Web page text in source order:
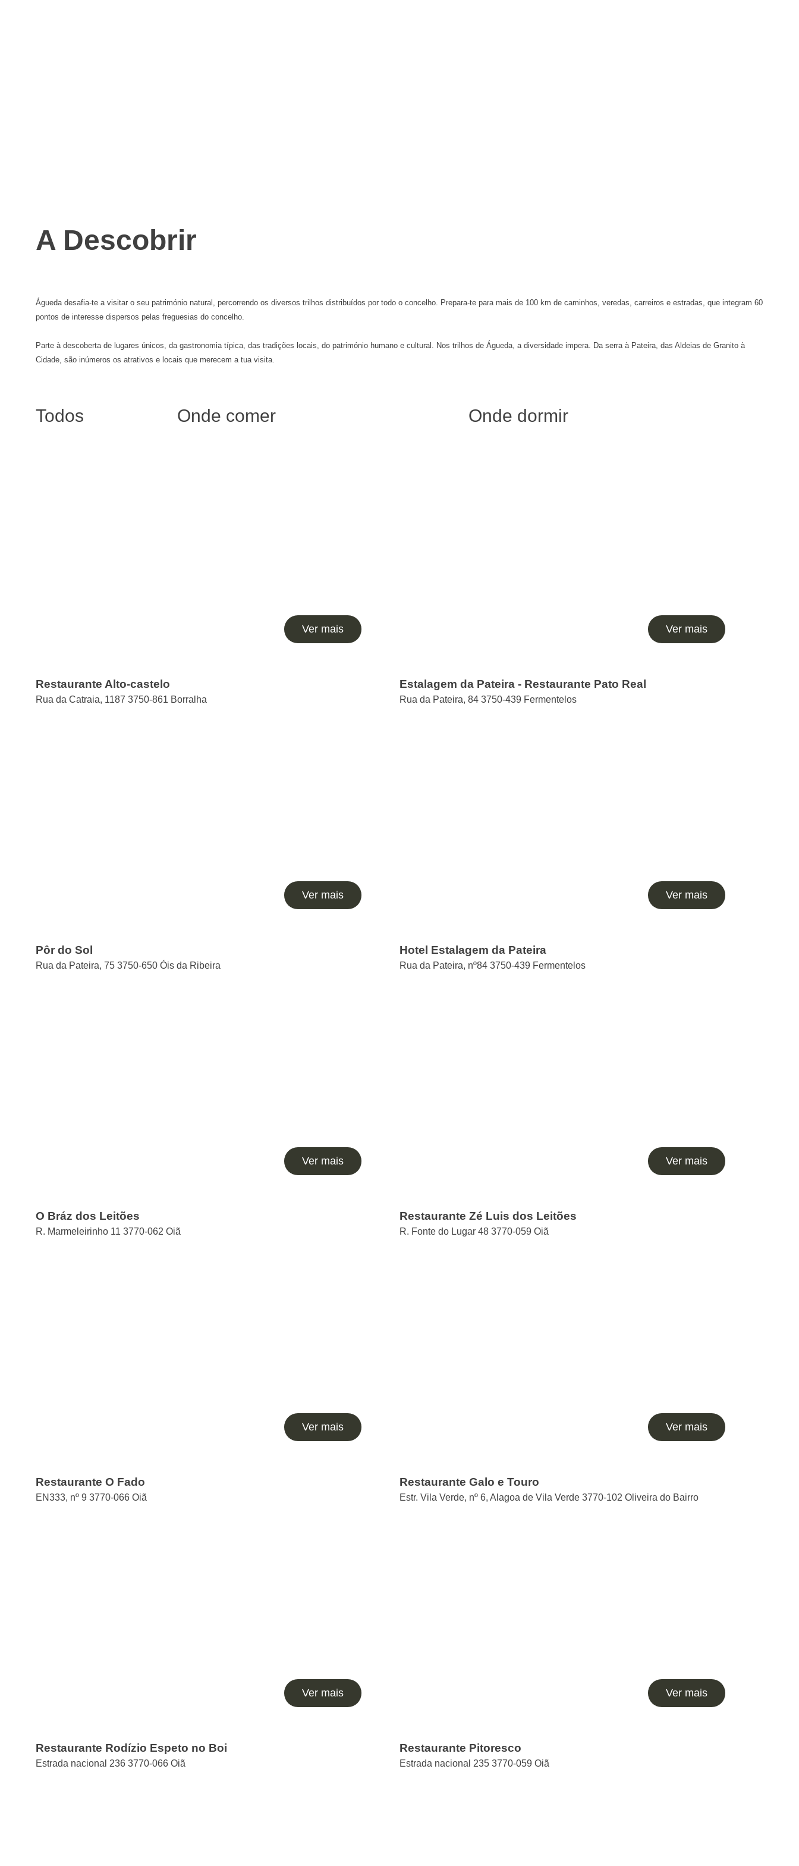
A Descobrir
Águeda desafia-te a visitar o seu património natural, percorrendo os diversos trilhos distribuídos por todo o concelho. Prepara-te para mais de 100 km de caminhos, veredas, carreiros e estradas, que integram 60
pontos de interesse dispersos pelas freguesias do concelho.
Parte à descoberta de lugares únicos, da gastronomia típica, das tradições locais, do património humano e cultural. Nos trilhos de Águeda, a diversidade impera. Da serra à Pateira, das Aldeias de Granito à
Cidade, são inúmeros os atrativos e locais que merecem a tua visita.
Todos Onde comer Onde dormir
Ver mais
Restaurante Alto-castelo
Rua da Catraia, 1187 3750-861 Borralha
Ver mais
Estalagem da Pateira - Restaurante Pato Real
Rua da Pateira, 84 3750-439 Fermentelos
Ver mais
Pôr do Sol
Rua da Pateira, 75 3750-650 Óis da Ribeira
Ver mais
Hotel Estalagem da Pateira
Rua da Pateira, nº84 3750-439 Fermentelos
Ver mais
O Bráz dos Leitões
R. Marmeleirinho 11 3770-062 Oiã
Ver mais
Restaurante Zé Luis dos Leitões
R. Fonte do Lugar 48 3770-059 Oiã
Ver mais
Restaurante O Fado
EN333, nº 9 3770-066 Oiã
Ver mais
Restaurante Galo e Touro
Estr. Vila Verde, nº 6, Alagoa de Vila Verde 3770-102 Oliveira do Bairro
Ver mais
Restaurante Rodízio Espeto no Boi
Estrada nacional 236 3770-066 Oiã
Ver mais
Restaurante Pitoresco
Estrada nacional 235 3770-059 Oiã